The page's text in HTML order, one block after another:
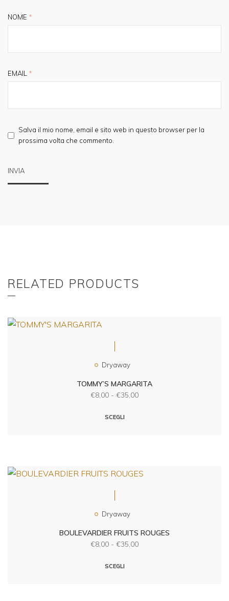
NOME *
EMAIL *
Salva il mio nome, email e sito web in questo browser per la
prossima volta che commento.
RELATED PRODUCTS
Dryaway
TOMMY’S MARGARITA
€8,00 - €35,00
SCEGLI
Dryaway
BOULEVARDIER FRUITS ROUGES
€8,00 - €35,00
SCEGLI